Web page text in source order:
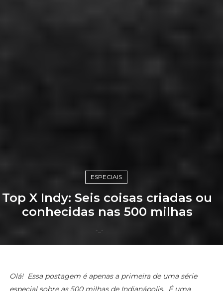
ESPECIAIS
Top X Indy: Seis coisas criadas ou
conhecidas nas 500 milhas
-_-
Olá! Essa postagem é apenas a primeira de uma série
especial sobre as 500 milhas de Indianápolis. É uma